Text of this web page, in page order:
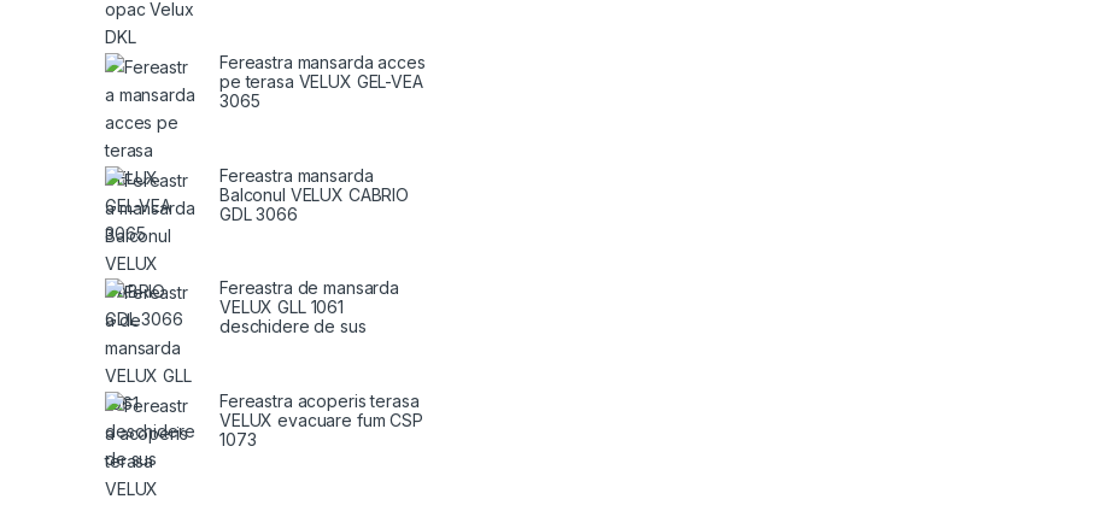
Fereastra mansarda acces
pe terasa VELUX GEL-VEA
3065
Fereastra mansarda
Balconul VELUX CABRIO
GDL 3066
Fereastra de mansarda
VELUX GLL 1061
deschidere de sus
Fereastra acoperis terasa
VELUX evacuare fum CSP
1073